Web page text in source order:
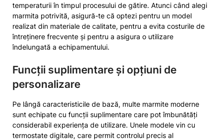
temperaturii în timpul procesului de gătire. Atunci când alegi
marmita potrivită, asigură-te că optezi pentru un model
realizat din materiale de calitate, pentru a evita costurile de
întreținere frecvente și pentru a asigura o utilizare
îndelungată a echipamentului.
Funcții suplimentare și opțiuni de
personalizare
Pe lângă caracteristicile de bază, multe marmite moderne
sunt echipate cu funcții suplimentare care pot îmbunătăți
considerabil experiența de utilizare. Unele modele vin cu
termostate digitale, care permit controlul precis al